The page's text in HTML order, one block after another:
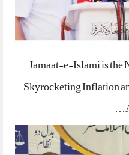
Jamaat-e-Islami is the
Skyrocketing Inflation